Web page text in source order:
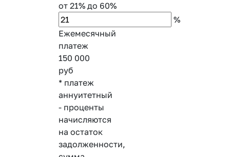
от 21% до 60%
%
Ежемесячный
платеж
150 000
руб
* платеж
аннуитетный
- проценты
начисляются
на остаток
задолженности,